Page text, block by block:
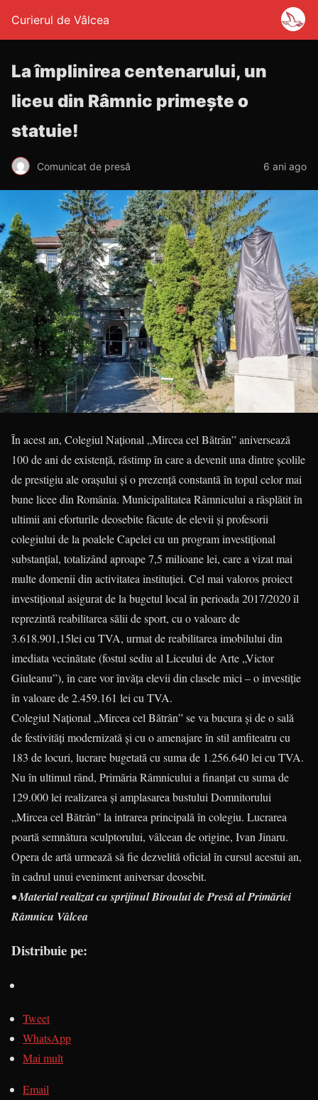
Curierul de Vâlcea
La împlinirea centenarului, un
liceu din Râmnic primește o
statuie!
Comunicat de presă 6 ani ago
În acest an, Colegiul Naţional „Mircea cel Bătrân” aniversează
100 de ani de existenţă, răstimp în care a devenit una dintre şcolile
de prestigiu ale oraşului şi o prezenţă constantă în topul celor mai
bune licee din România. Municipalitatea Râmnicului a răsplătit în
ultimii ani eforturile deosebite făcute de elevii şi profesorii
colegiului de la poalele Capelei cu un program investiţional
substanţial, totalizând aproape 7,5 milioane lei, care a vizat mai
multe domenii din activitatea instituţiei. Cel mai valoros proiect
investiţional asigurat de la bugetul local în perioada 2017/2020 îl
reprezintă reabilitarea sălii de sport, cu o valoare de
3.618.901,15lei cu TVA, urmat de reabilitarea imobilului din
imediata vecinătate (fostul sediu al Liceului de Arte „Victor
Giuleanu”), în care vor învăţa elevii din clasele mici – o investiţie
în valoare de 2.459.161 lei cu TVA.
Colegiul Naţional „Mircea cel Bătrân” se va bucura şi de o sală
de festivităţi modernizată şi cu o amenajare în stil amfiteatru cu
183 de locuri, lucrare bugetată cu suma de 1.256.640 lei cu TVA.
Nu în ultimul rând, Primăria Râmnicului a finanţat cu suma de
129.000 lei realizarea şi amplasarea bustului Domnitorului
„Mircea cel Bătrân” la intrarea principală în colegiu. Lucrarea
poartă semnătura sculptorului, vâlcean de origine, Ivan Jinaru.
Opera de artă urmează să fie dezvelită oficial în cursul acestui an,
în cadrul unui eveniment aniversar deosebit.
• Material realizat cu sprijinul Biroului de Presă al Primăriei
Râmnicu Vâlcea
Distribuie pe:
Tweet
WhatsApp
Mai mult
Email